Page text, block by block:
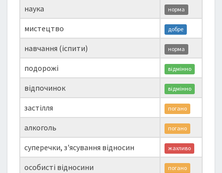
наука норма
мистецтво добре
навчання (іспити) норма
подорожі відмінно
відпочинок відмінно
застілля погано
алкоголь погано
суперечки, з'ясування відносин жахливо
особисті відносини погано